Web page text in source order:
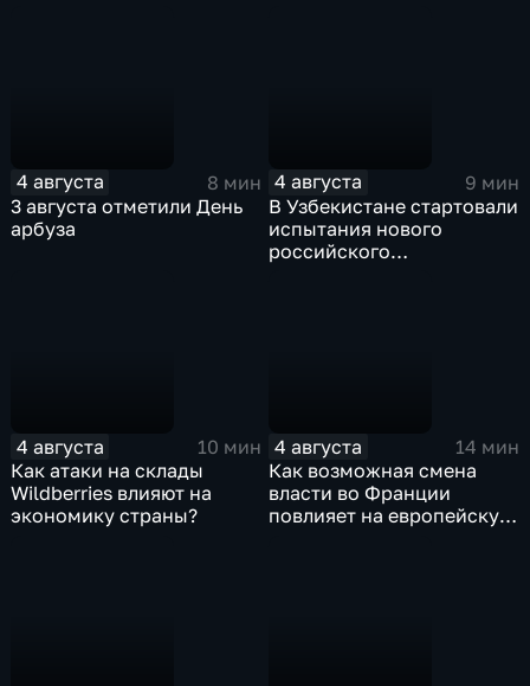
4 августа
8 мин
3 августа отметили День
арбуза
4 августа
9 мин
В Узбекистане стартовали
испытания нового
российского
4 августа
10 мин
Как атаки на склады
Wildberries влияют на
экономику страны?
4 августа
14 мин
Как возможная смена
власти во Франции
повлияет на европейскую